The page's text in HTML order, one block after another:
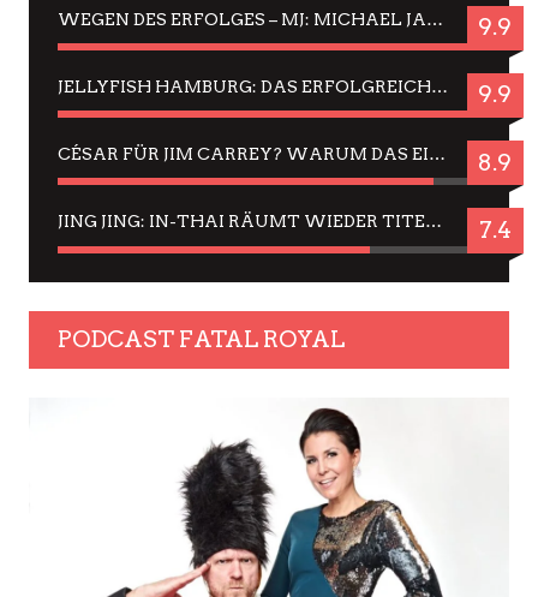
WEGEN DES ERFOLGES – MJ: MICHAEL JACKSON MUSICAL IN EINER MATINEE SEHEN 9.9
JELLYFISH HAMBURG: DAS ERFOLGREICHE SOMMER-MENÜ 2025 IN GEFÜHLEN UND BILDERN 9.9
CÉSAR FÜR JIM CARREY? WARUM DAS EINER DER NERVIGSTEN ACTORS IST UND BLEIBT 8.9
JING JING: IN-THAI RÄUMT WIEDER TITEL AB – EIN ZWEI-STUNDEN-ERLEBNISBERICHT 7.4
PODCAST FATAL ROYAL